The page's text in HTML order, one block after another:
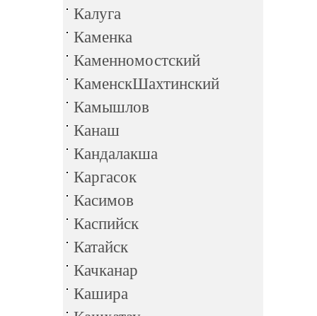
Калуга
Каменка
Каменномостский
КаменскШахтинский
Камышлов
Канаш
Кандалакша
Каргасок
Касимов
Каспийск
Катайск
Качканар
Кашира